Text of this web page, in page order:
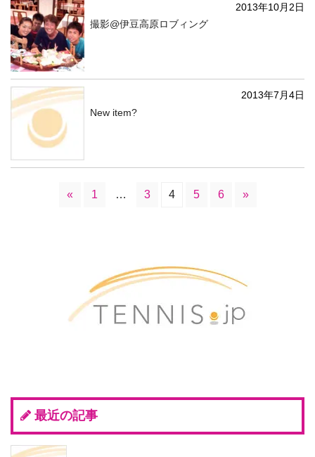
2013年10月2日
撮影@伊豆高原ロブィング
2013年7月4日
New item?
« 1 … 3 4 5 6 »
最近の記事